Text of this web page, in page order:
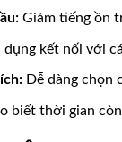
Giảm tiếng ồn
kết nối với
Dễ dàng chọn
biết thời gian